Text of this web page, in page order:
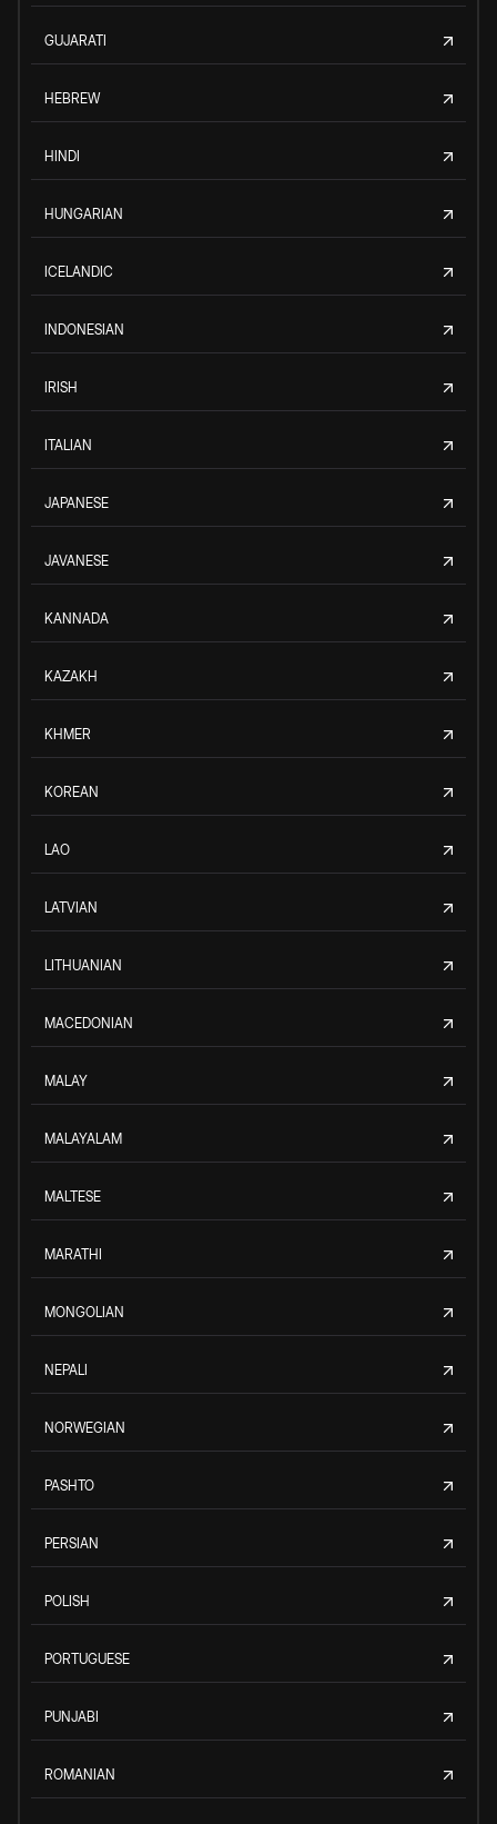
GUJARATI
HEBREW
HINDI
HUNGARIAN
ICELANDIC
INDONESIAN
IRISH
ITALIAN
JAPANESE
JAVANESE
KANNADA
KAZAKH
KHMER
KOREAN
LAO
LATVIAN
LITHUANIAN
MACEDONIAN
MALAY
MALAYALAM
MALTESE
MARATHI
MONGOLIAN
NEPALI
NORWEGIAN
PASHTO
PERSIAN
POLISH
PORTUGUESE
PUNJABI
ROMANIAN